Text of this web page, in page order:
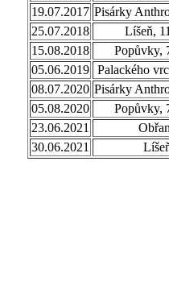
19.07.2017 Pisárky
25.07.2018
Líšeň,
15.08.2018
Popůvky,
05.06.2019 Palackého
08.07.2020 Pisárky
05.08.2020
Popůvky,
23.06.2021
30.06.2021